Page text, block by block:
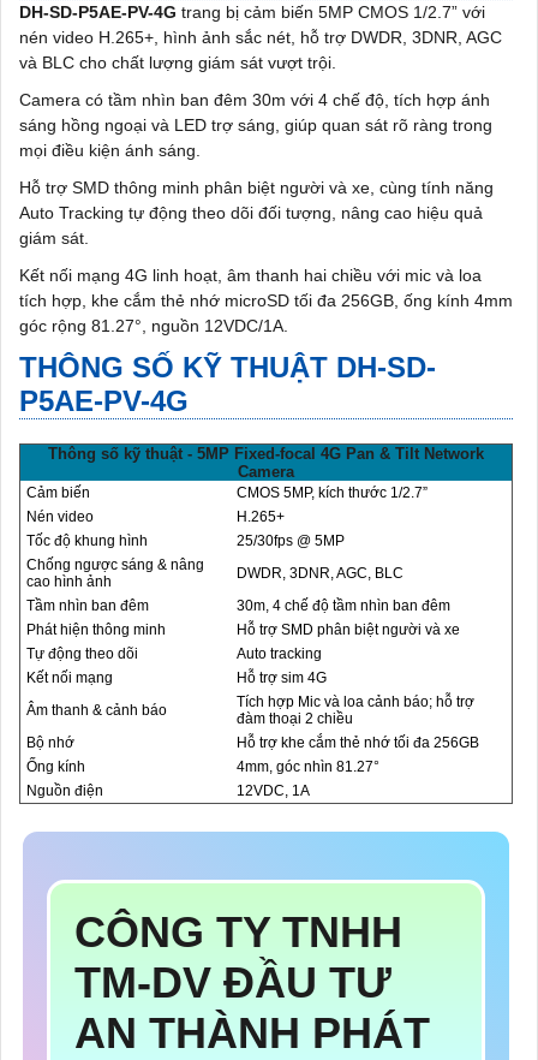
DH-SD-P5AE-PV-4G trang bị cảm biến 5MP CMOS 1/2.7” với
nén video H.265+, hình ảnh sắc nét, hỗ trợ DWDR, 3DNR, AGC
và BLC cho chất lượng giám sát vượt trội.
Camera có tầm nhìn ban đêm 30m với 4 chế độ, tích hợp ánh
sáng hồng ngoại và LED trợ sáng, giúp quan sát rõ ràng trong
mọi điều kiện ánh sáng.
Hỗ trợ SMD thông minh phân biệt người và xe, cùng tính năng
Auto Tracking tự động theo dõi đối tượng, nâng cao hiệu quả
giám sát.
Kết nối mạng 4G linh hoạt, âm thanh hai chiều với mic và loa
tích hợp, khe cắm thẻ nhớ microSD tối đa 256GB, ống kính 4mm
góc rộng 81.27°, nguồn 12VDC/1A.
THÔNG SỐ KỸ THUẬT DH-SD-
P5AE-PV-4G
Thông số kỹ thuật - 5MP Fixed-focal 4G Pan & Tilt Network
Camera
Cảm biến
CMOS 5MP, kích thước 1/2.7”
Nén video
H.265+
Tốc độ khung hình
25/30fps @ 5MP
Chống ngược sáng & nâng
cao hình ảnh
DWDR, 3DNR, AGC, BLC
Tầm nhìn ban đêm
30m, 4 chế độ tầm nhìn ban đêm
Phát hiện thông minh
Hỗ trợ SMD phân biệt người và xe
Tự động theo dõi
Auto tracking
Kết nối mạng
Hỗ trợ sim 4G
Âm thanh & cảnh báo
Tích hợp Mic và loa cảnh báo; hỗ trợ
đàm thoại 2 chiều
Bộ nhớ
Hỗ trợ khe cắm thẻ nhớ tối đa 256GB
Ống kính
4mm, góc nhìn 81.27°
Nguồn điện
12VDC, 1A
CÔNG TY TNHH
TM-DV ĐẦU TƯ
AN THÀNH PHÁT